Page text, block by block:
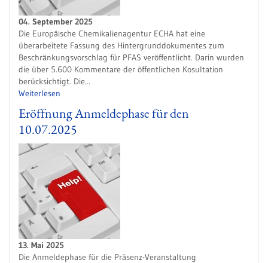
04. September 2025
Die Europäische Chemikalienagentur ECHA hat eine
überarbeitete Fassung des Hintergrunddokumentes zum
Beschränkungsvorschlag für PFAS veröffentlicht. Darin wurden
die über 5.600 Kommentare der öffentlichen Kosultation
berücksichtigt. Die...
Weiterlesen
Eröffnung Anmeldephase für den
10.07.2025
13. Mai 2025
Die Anmeldephase für die Präsenz-Veranstaltung